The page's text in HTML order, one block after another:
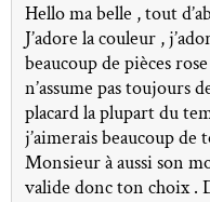
Hello ma belle , tout
J’adore la couleur ,
beaucoup de pièces
n’assume pas toujours
placard la plupart du
j’aimerais beaucoup de
Monsieur à aussi son
valide donc ton choix .